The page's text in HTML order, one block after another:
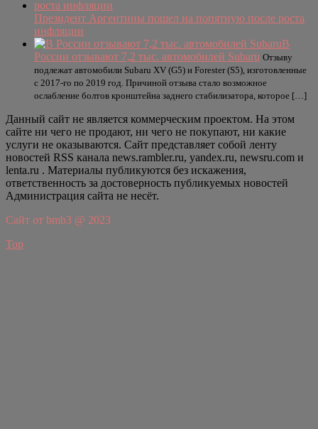
Президент Аргентины пошел на попятную после роста
инфляции
В
России отзывают 7,2 тыс. автомобилей Subaru Отзыву
подлежат автомобили Subaru XV (G5) и Forester (S5), изготовленные
с 2017-го по 2019 год. Причиной отзыва стало возможное
ослабление болтов кронштейна заднего стабилизатора, которое […]
Данный сайт не является коммерческим проектом. На этом
сайте ни чего не продают, ни чего не покупают, ни какие
услуги не оказываются. Сайт представляет собой ленту
новостей RSS канала news.rambler.ru, yandex.ru, newsru.com и
lenta.ru . Материалы публикуются без искажения,
ответственность за достоверность публикуемых новостей
Администрация сайта не несёт.
Сайт от bmb3 @ 2023
Top